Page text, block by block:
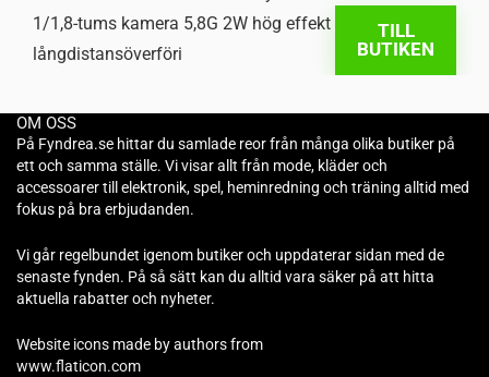
TILL
BUTIKEN
OM OSS
På Fyndrea.se hittar du samlade reor från många olika butiker på
ett och samma ställe. Vi visar allt från mode, kläder och
accessoarer till elektronik, spel, heminredning och träning alltid med
fokus på bra erbjudanden.
Vi går regelbundet igenom butiker och uppdaterar sidan med de
senaste fynden. På så sätt kan du alltid vara säker på att hitta
aktuella rabatter och nyheter.
Website icons made by authors from
www.flaticon.com